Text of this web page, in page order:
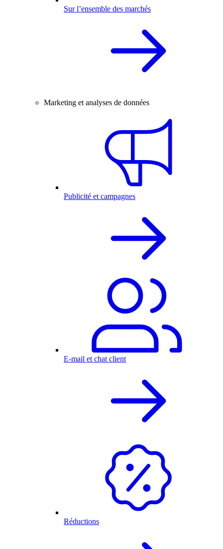
Sur l’ensemble des marchés
Marketing et analyses de données
Publicité et campagnes
E-mail et chat client
Réductions